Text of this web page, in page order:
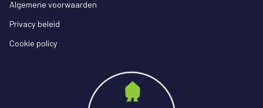
Algemene voorwaarden
Privacy beleid
Cookie policy